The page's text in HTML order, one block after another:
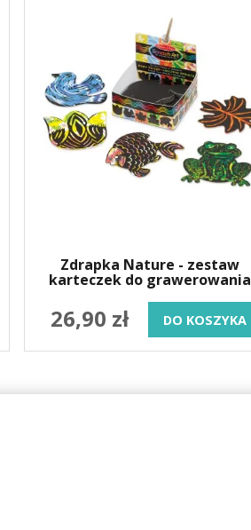
Zdrapka Nature - zestaw
karteczek do grawerowania
ScratchArt
26,90 zł DO KOSZYKA